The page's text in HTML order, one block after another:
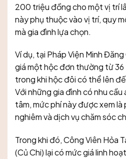
200 triệu đồng cho một vị trí
này phụ thuộc vào vị trí, quy
mà gia đình lựa chọn.
Ví dụ, tại Pháp Viện Minh
giá một hộc đơn thường từ
trong khi hộc đôi có thể lên
Với những gia đình có nhu cầu
tâm, mức phí này được xem là
nghiêm và dịch vụ chăm sóc
Trong khi đó, Công Viên Hỏa
(Củ Chi) lại có mức giá linh